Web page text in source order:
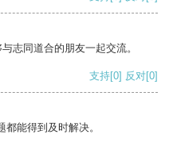
志同道合的朋友一起交流。
支持[0] 反对[0]
能得到及时解决。